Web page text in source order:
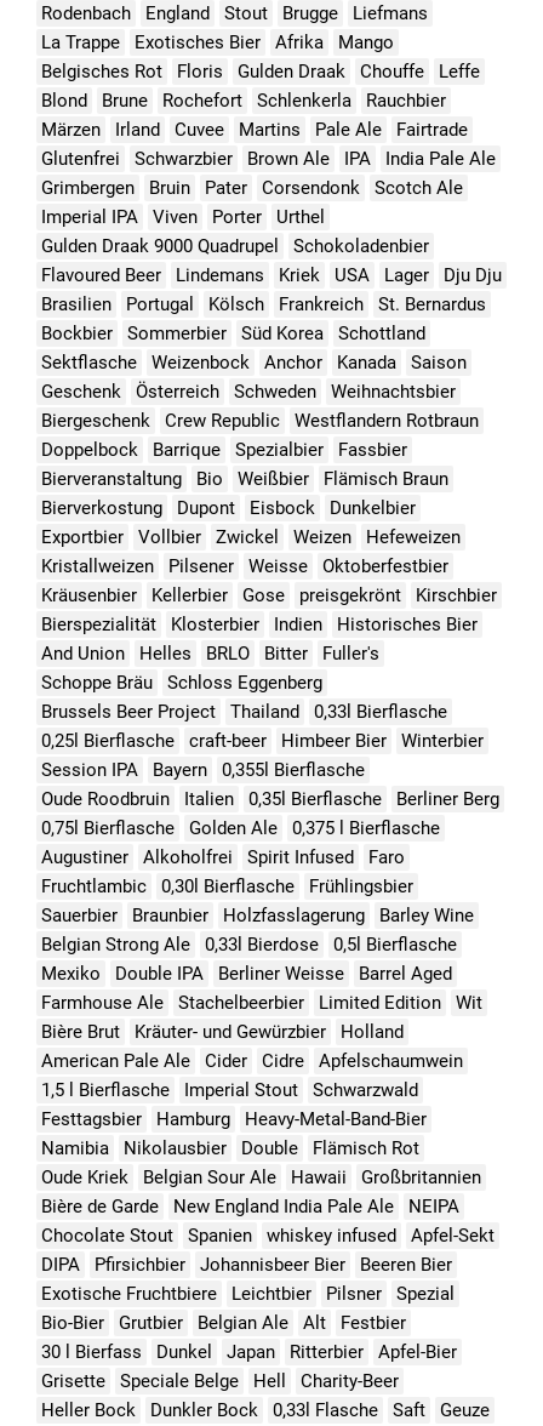
Rodenbach
England Stout Brugge
Liefmans
La Trappe
Exotisches Bier Afrika
Mango
Belgisches Rot
Floris Gulden Draak Chouffe
Leffe
Blond
Brune Rochefort Schlenkerla
Rauchbier
Märzen
Irland Cuvee Martins Pale Ale
Fairtrade
Glutenfrei
Schwarzbier Brown Ale IPA
India Pale Ale
Grimbergen
Bruin Pater Corsendonk
Scotch Ale
Imperial IPA
Viven Porter
Urthel
Gulden Draak 9000 Quadrupel
Schokoladenbier
Flavoured Beer
Lindemans Kriek USA Lager
Dju Dju
Brasilien
Portugal Kölsch Frankreich
St. Bernardus
Bockbier
Sommerbier Süd Korea
Schottland
Sektflasche
Weizenbock Anchor Kanada
Saison
Geschenk
Österreich Schweden
Weihnachtsbier
Biergeschenk
Crew Republic
Westflandern Rotbraun
Doppelbock
Barrique Spezialbier
Fassbier
Bierveranstaltung
Bio Weißbier
Flämisch Braun
Bierverkostung
Dupont Eisbock
Dunkelbier
Exportbier
Vollbier Zwickel Weizen
Hefeweizen
Kristallweizen
Pilsener Weisse
Oktoberfestbier
Kräusenbier
Kellerbier Gose preisgekrönt
Kirschbier
Bierspezialität
Klosterbier Indien
Historisches Bier
And Union
Helles BRLO Bitter
Fuller's
Schoppe Bräu
Schloss Eggenberg
Brussels Beer Project
Thailand
0,33l Bierflasche
0,25l Bierflasche
craft-beer Himbeer Bier
Winterbier
Session IPA
Bayern
0,355l Bierflasche
Oude Roodbruin
Italien 0,35l Bierflasche
Berliner Berg
0,75l Bierflasche
Golden Ale
0,375 l Bierflasche
Augustiner
Alkoholfrei Spirit Infused
Faro
Fruchtlambic
0,30l Bierflasche
Frühlingsbier
Sauerbier
Braunbier Holzfasslagerung
Barley Wine
Belgian Strong Ale
0,33l Bierdose
0,5l Bierflasche
Mexiko
Double IPA Berliner Weisse
Barrel Aged
Farmhouse Ale
Stachelbeerbier Limited Edition
Wit
Bière Brut
Kräuter- und Gewürzbier
Holland
American Pale Ale
Cider Cidre
Apfelschaumwein
1,5 l Bierflasche
Imperial Stout
Schwarzwald
Festtagsbier
Hamburg
Heavy-Metal-Band-Bier
Namibia
Nikolausbier Double
Flämisch Rot
Oude Kriek
Belgian Sour Ale Hawaii
Großbritannien
Bière de Garde
New England India Pale Ale
NEIPA
Chocolate Stout
Spanien whiskey infused
Apfel-Sekt
DIPA
Pfirsichbier Johannisbeer Bier
Beeren Bier
Exotische Fruchtbiere
Leichtbier Pilsner
Spezial
Bio-Bier
Grutbier Belgian Ale Alt
Festbier
30 l Bierfass
Dunkel Japan Ritterbier
Apfel-Bier
Grisette
Speciale Belge Hell
Charity-Beer
Heller Bock
Dunkler Bock 0,33l Flasche Saft
Geuze